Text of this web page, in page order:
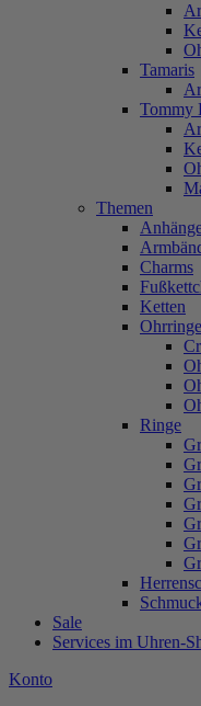
Tamaris
Tommy
Themen
Charms
Ketten
Ohrringe
Ringe
Sale
Services im Uhren-
Konto